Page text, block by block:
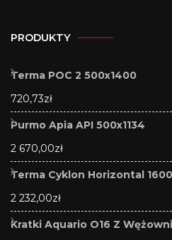
PRODUKTY
Terma POC 2 500x1400
720,73zł
Purmo Apia API 500x1134
2 670,00zł
Terma Cyklon Horizontal
2 232,00zł
Kratki Aquario O16 Z